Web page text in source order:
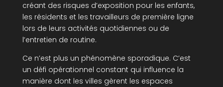
créant des risques d’exposition pour les enfants,
les résidents et les travailleurs de première ligne
lors de leurs activités quotidiennes ou de
l’entretien de routine.
Ce n’est plus un phénomène sporadique. C’est
un défi opérationnel constant qui influence la
manière dont les villes gèrent les espaces